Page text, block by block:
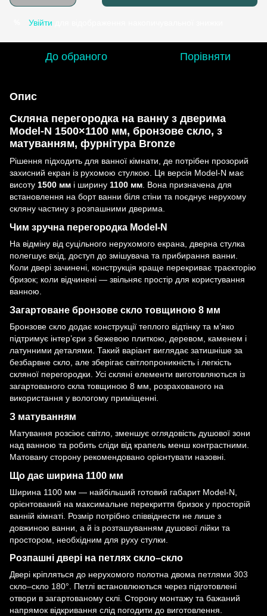
Увійти
До обраного Порівняти
Опис
Скляна перегородка на ванну з дверима
Model-N 1500×1100 мм, бронзове скло, з
матуванням, фурнітура Bronze
Рішення підходить для ванної кімнати, де потрібен прозорий
захисний екран із рухомою стулкою. Ця версія Model-N має
висоту 1500 мм і ширину 1100 мм. Вона призначена для
встановлення на борт ванни біля стіни та поєднує нерухому
скляну частину з розпашними дверима.
Чим зручна перегородка Model-N
На відміну від суцільного нерухомого екрана, дверна стулка
полегшує вхід, доступ до змішувача та прибирання ванни.
Коли двері зачинені, конструкція краще перекриває траєкторію
бризок; коли відчинені — звільняє простір для користування
ванною.
Загартоване бронзове скло товщиною 8 мм
Бронзове скло додає конструкції теплого відтінку та м’яко
підтримує інтер’єри з бежевою плиткою, деревом, каменем і
латунними деталями. Такий варіант виглядає затишніше за
безбарвне скло, але зберігає світлопроникність і легкість
скляної перегородки. Усі скляні елементи виготовляються із
загартованого скла товщиною 8 мм, розрахованого на
використання у вологому приміщенні.
З матуванням
Матування розсіює світло, зменшує оглядовість душової зони
над ванною та робить сліди від крапель менш контрастними.
Матовану сторону рекомендовано орієнтувати назовні.
Що дає ширина 1100 мм
Ширина 1100 мм — найбільший готовий габарит Model-N,
орієнтований на максимальне перекриття бризок у просторій
ванній кімнаті. Розмір потрібно співвіднести не лише з
довжиною ванни, а й із розташуванням душової лійки та
простором, необхідним для руху стулки.
Розпашні двері на петлях скло–скло
Двері кріпляться до нерухомого полотна двома петлями 303
скло–скло 180°. Петлі встановлюються через підготовлені
отвори в загартованому склі. Сторону монтажу та бажаний
напрямок відкривання слід погодити до виготовлення.